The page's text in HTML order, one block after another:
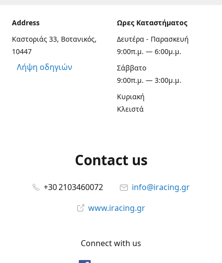
Address
Καστοριάς 33, Βοτανικός,
10447
Λήψη οδηγιών
Ωρες Καταστήματος
Δευτέρα - Παρασκευή
9:00π.μ. — 6:00μ.μ.
Σάββατο
9:00π.μ. — 3:00μ.μ.
Κυριακή
Κλειστά
Contact us
+30 2103460072
info@iracing.gr
www.iracing.gr
Connect with us